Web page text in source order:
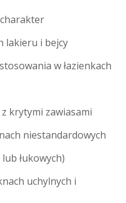
lakieru i bejcy
w łazienkach
krytymi zawiasami
niestandardowych
łukowych)
uchylnych i